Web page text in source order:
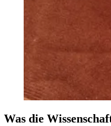
Was die